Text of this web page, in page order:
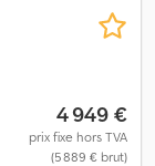
4 949 €
prix fixe hors TVA
(5 889 € brut)